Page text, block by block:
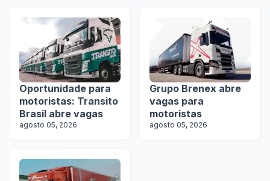
Oportunidade para
motoristas: Transito
Brasil abre vagas
agosto 05, 2026
Grupo Brenex abre
vagas para
motoristas
agosto 05, 2026